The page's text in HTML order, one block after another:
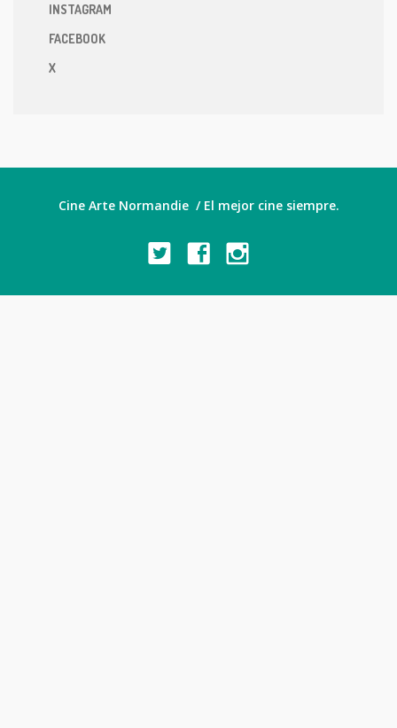
INSTAGRAM
FACEBOOK
X
Cine Arte Normandie / El mejor cine siempre.